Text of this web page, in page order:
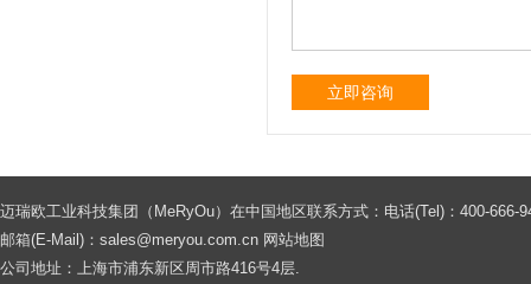
立即咨询
迈瑞欧工业科技集团（MeRyOu）在中国地区联系方式：电话(Tel)：400-666-
邮箱(E-Mail)： sales@meryou.com.cn 网站地图
公司地址：上海市浦东新区周市路416号4层.